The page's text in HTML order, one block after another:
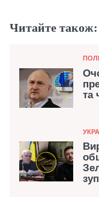
Читайте також:
та